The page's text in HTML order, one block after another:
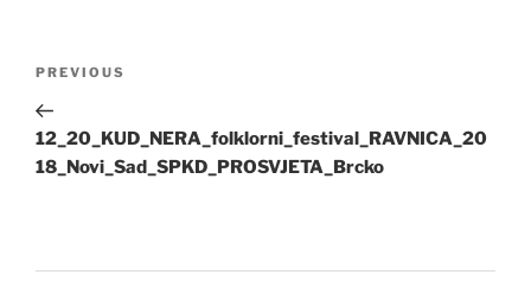
Previous
Post
PREVIOUS
12_20_KUD_NERA_folklorni_festival_RAVNICA_20
18_Novi_Sad_SPKD_PROSVJETA_Brcko